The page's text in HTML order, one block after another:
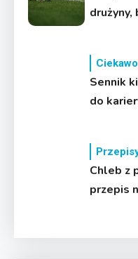
drużyny,
Sennik
do
Chleb z
przepis